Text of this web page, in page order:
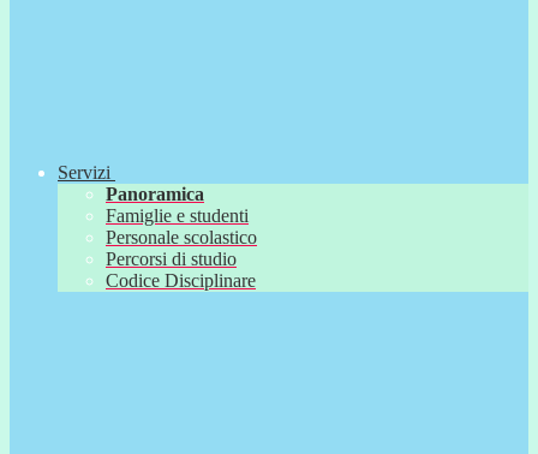
Servizi
Panoramica
Famiglie e studenti
Personale scolastico
Percorsi di studio
Codice Disciplinare